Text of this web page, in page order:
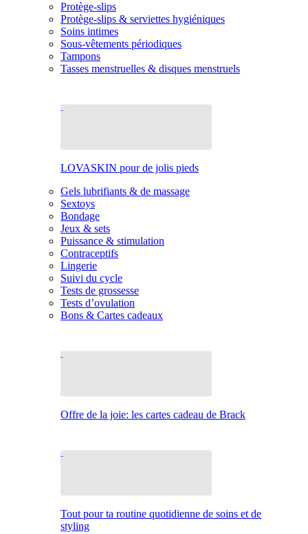
Protège-slips
Protège-slips & serviettes hygiéniques
Soins intimes
Sous-vêtements périodiques
Tampons
Tasses menstruelles & disques menstruels
LOVASKIN pour de jolis pieds
Gels lubrifiants & de massage
Sextoys
Bondage
Jeux & sets
Puissance & stimulation
Contraceptifs
Lingerie
Suivi du cycle
Tests de grossesse
Tests d’ovulation
Bons & Cartes cadeaux
Offre de la joie: les cartes cadeau de Brack
Tout pour ta routine quotidienne de soins et de
styling